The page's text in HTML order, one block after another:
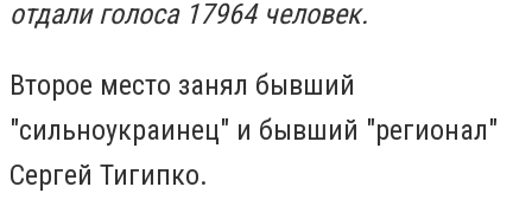
отдали голоса 17964 человек.
Второе место занял бывший
"сильноукраинец" и бывший "регионал"
Сергей Тигипко.